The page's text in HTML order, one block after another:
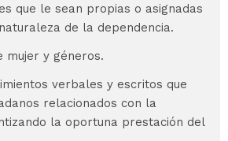
que le sean propias o asignadas
de la dependencia.
mujer y géneros.
verbales y escritos que
relacionados con la
la oportuna prestación del